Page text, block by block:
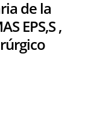
de la
EPS,S ,